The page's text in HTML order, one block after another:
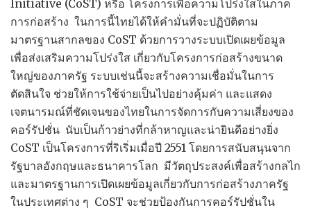
Initiative (CoST) หรือ โครงการเพื่อความโปร่งใสในภาค
การก่อสร้าง ในการนี้ไทยได้ให้คำมั่นที่จะปฏิบัติตาม
มาตรฐานสากลของ CoST ด้วยการวางระบบเปิดเผยข้อมูล
เพื่อส่งเสริมความโปร่งใส เกี่ยวกับโครงการก่อสร้างขนาด
ใหญ่ของภาครัฐ ระบบเช่นนี้จะสร้างความเชื่อมั่นในการ
ตัดสินใจ ช่วยให้การใช้จ่ายเป็นไปอย่างคุ้มค่า และแสดง
เจตนารมณ์ที่ชัดเจนของไทยในการจัดการกับความเสี่ยงของ
คอร์รัปชั่น นับเป็นก้าวย่างที่กล้าหาญและน่ายินดีอย่างยิ่ง
CoST เป็นโครงการที่ริเริ่มเมื่อปี 2551 โดยการสนับสนุนจาก
รัฐบาลอังกฤษและธนาคารโลก มีวัตถุประสงค์เพื่อสร้างกลไก
และมาตรฐานการเปิดเผยข้อมูลเกี่ยวกับการก่อสร้างภาครัฐ
ในประเทศต่าง ๆ CoST จะช่วยป้องกันการคอร์รัปชั่นใน